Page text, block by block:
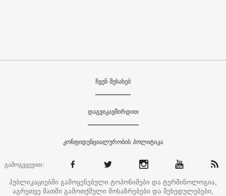
ჩვენ შესახებ
დაგვიკავშირდით
კონფიდენციალურობის პოლიტიკა
გამოგვყევით:
პუბლიკაციებში გამოყენებული ტოპონიმები და ტერმინოლოგია,
აგრეთვე მათში გამოთქმული მოსაზრებები და შეხედულებები,